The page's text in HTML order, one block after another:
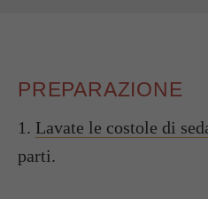
PREPARAZIONE
1. Lavate le costole di
parti.